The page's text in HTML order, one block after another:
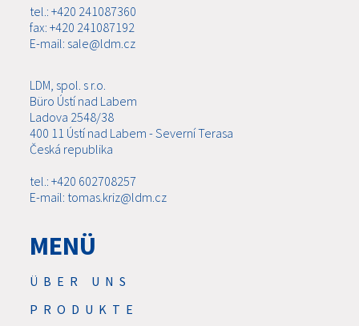
tel.: +420 241087360
fax: +420 241087192
E-mail: sale@ldm.cz
LDM, spol. s r.o.
Büro Ústí nad Labem
Ladova 2548/38
400 11 Ústí nad Labem - Severní Terasa
Česká republika
tel.: +420 602708257
E-mail: tomas.kriz@ldm.cz
MENÜ
ÜBER UNS
PRODUKTE